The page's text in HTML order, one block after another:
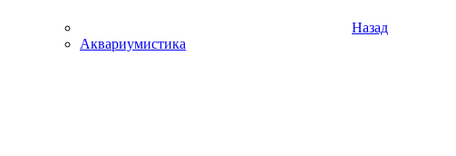
Назад
Аквариумистика